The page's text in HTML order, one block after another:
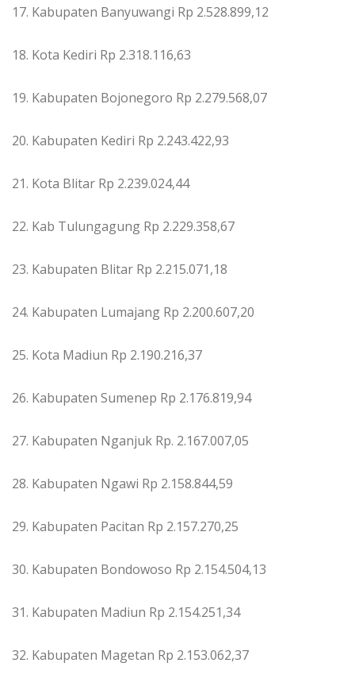
17. Kabupaten Banyuwangi Rp 2.528.899,12
18. Kota Kediri Rp 2.318.116,63
19. Kabupaten Bojonegoro Rp 2.279.568,07
20. Kabupaten Kediri Rp 2.243.422,93
21. Kota Blitar Rp 2.239.024,44
22. Kab Tulungagung Rp 2.229.358,67
23. Kabupaten Blitar Rp 2.215.071,18
24. Kabupaten Lumajang Rp 2.200.607,20
25. Kota Madiun Rp 2.190.216,37
26. Kabupaten Sumenep Rp 2.176.819,94
27. Kabupaten Nganjuk Rp. 2.167.007,05
28. Kabupaten Ngawi Rp 2.158.844,59
29. Kabupaten Pacitan Rp 2.157.270,25
30. Kabupaten Bondowoso Rp 2.154.504,13
31. Kabupaten Madiun Rp 2.154.251,34
32. Kabupaten Magetan Rp 2.153.062,37